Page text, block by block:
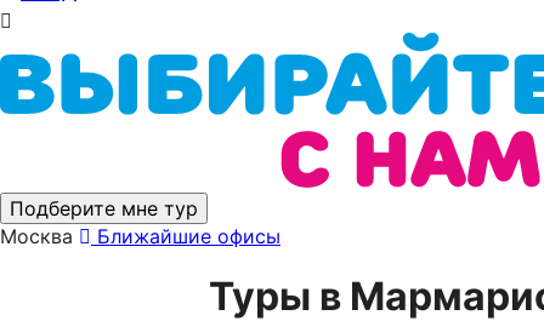
Подберите мне тур
Москва
Ближайшие офисы
Туры в